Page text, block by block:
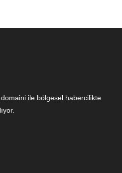
ile bölgesel habercilikte